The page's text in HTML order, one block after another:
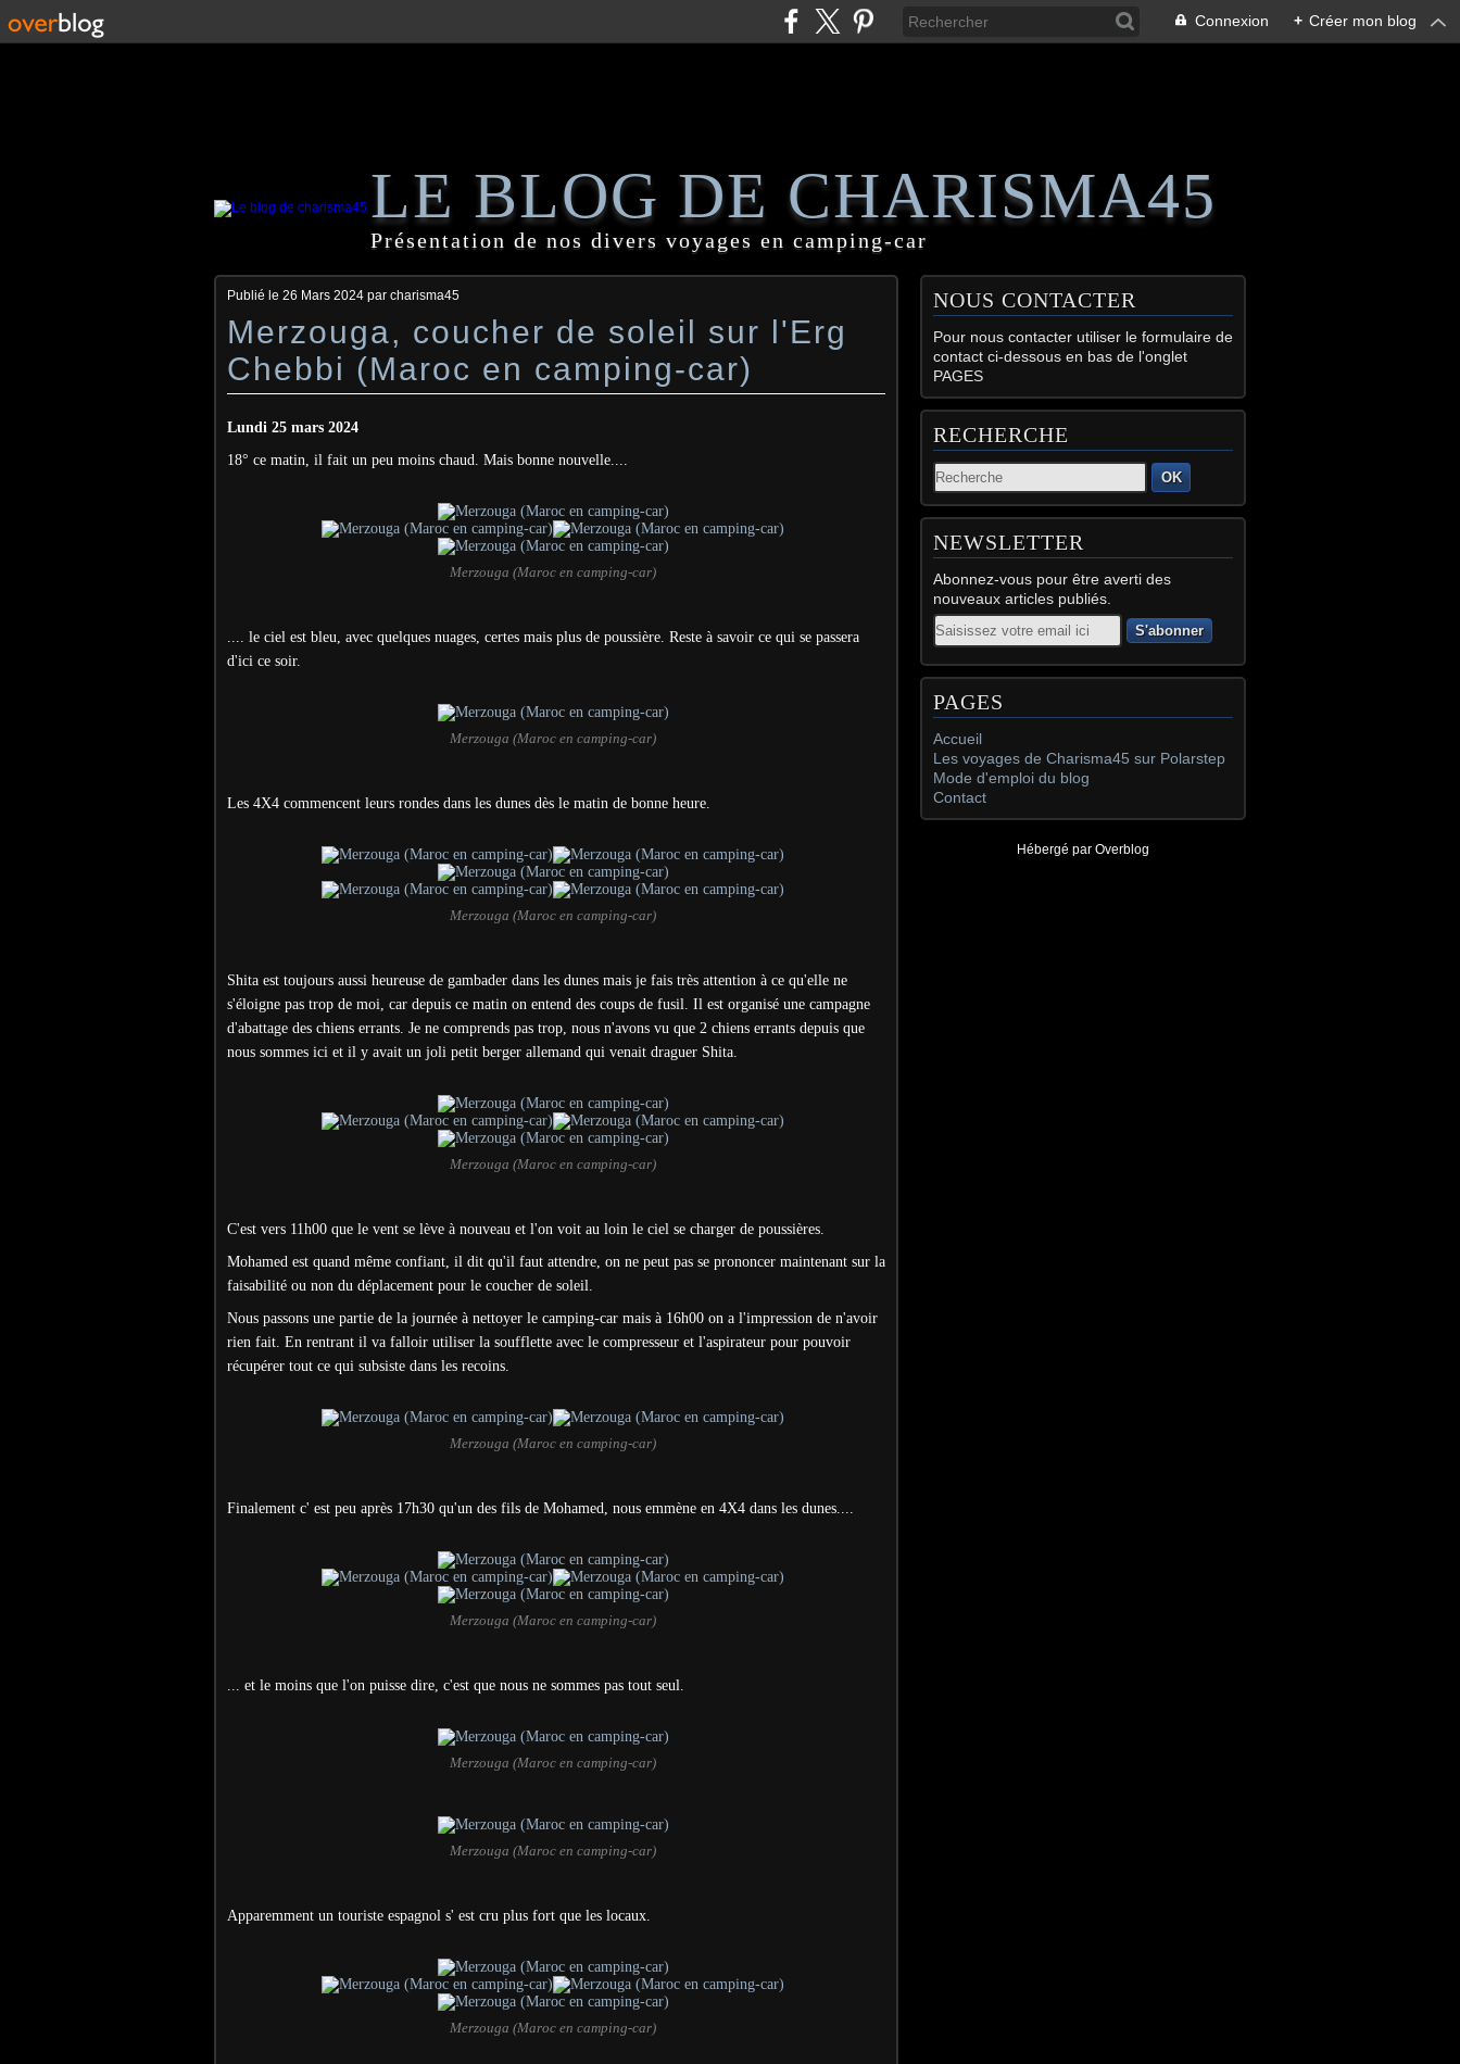
Connexion + Créer mon blog
LE BLOG DE CHARISMA45
Présentation de nos divers voyages en camping-car
Publié le 26 Mars 2024 par charisma45
Merzouga, coucher de soleil sur l'Erg
Chebbi (Maroc en camping-car)
Lundi 25 mars 2024
18° ce matin, il fait un peu moins chaud. Mais bonne nouvelle....
Merzouga (Maroc en camping-car)
.... le ciel est bleu, avec quelques nuages, certes mais plus de poussière. Reste à savoir ce qui se passera
d'ici ce soir.
Merzouga (Maroc en camping-car)
Les 4X4 commencent leurs rondes dans les dunes dès le matin de bonne heure.
Merzouga (Maroc en camping-car)
Shita est toujours aussi heureuse de gambader dans les dunes mais je fais très attention à ce qu'elle ne
s'éloigne pas trop de moi, car depuis ce matin on entend des coups de fusil. Il est organisé une campagne
d'abattage des chiens errants. Je ne comprends pas trop, nous n'avons vu que 2 chiens errants depuis que
nous sommes ici et il y avait un joli petit berger allemand qui venait draguer Shita.
Merzouga (Maroc en camping-car)
C'est vers 11h00 que le vent se lève à nouveau et l'on voit au loin le ciel se charger de poussières.
Mohamed est quand même confiant, il dit qu'il faut attendre, on ne peut pas se prononcer maintenant sur la
faisabilité ou non du déplacement pour le coucher de soleil.
Nous passons une partie de la journée à nettoyer le camping-car mais à 16h00 on a l'impression de n'avoir
rien fait. En rentrant il va falloir utiliser la soufflette avec le compresseur et l'aspirateur pour pouvoir
récupérer tout ce qui subsiste dans les recoins.
Merzouga (Maroc en camping-car)
Finalement c' est peu après 17h30 qu'un des fils de Mohamed, nous emmène en 4X4 dans les dunes....
Merzouga (Maroc en camping-car)
... et le moins que l'on puisse dire, c'est que nous ne sommes pas tout seul.
Merzouga (Maroc en camping-car)
Merzouga (Maroc en camping-car)
Apparemment un touriste espagnol s' est cru plus fort que les locaux.
Merzouga (Maroc en camping-car)
NOUS CONTACTER
Pour nous contacter utiliser le formulaire de
contact ci-dessous en bas de l'onglet
PAGES
RECHERCHE
OK
NEWSLETTER
Abonnez-vous pour être averti des
nouveaux articles publiés.
Email
PAGES
Accueil
Les voyages de Charisma45 sur Polarstep
Mode d'emploi du blog
Contact
Hébergé par Overblog